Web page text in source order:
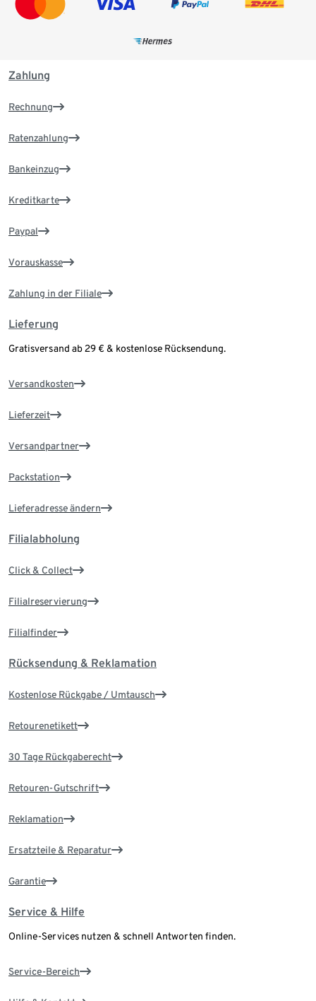
Zahlung
Rechnung
Ratenzahlung
Bankeinzug
Kreditkarte
Paypal
Vorauskasse
Zahlung in der Filiale
Lieferung
Gratisversand ab 29 € & kostenlose Rücksendung.
Versandkosten
Lieferzeit
Versandpartner
Packstation
Lieferadresse ändern
Filialabholung
Click & Collect
Filialreservierung
Filialfinder
Rücksendung & Reklamation
Kostenlose Rückgabe / Umtausch
Retourenetikett
30 Tage Rückgaberecht
Retouren-Gutschrift
Reklamation
Ersatzteile & Reparatur
Garantie
Service & Hilfe
Online-Services nutzen & schnell Antworten finden.
Service-Bereich